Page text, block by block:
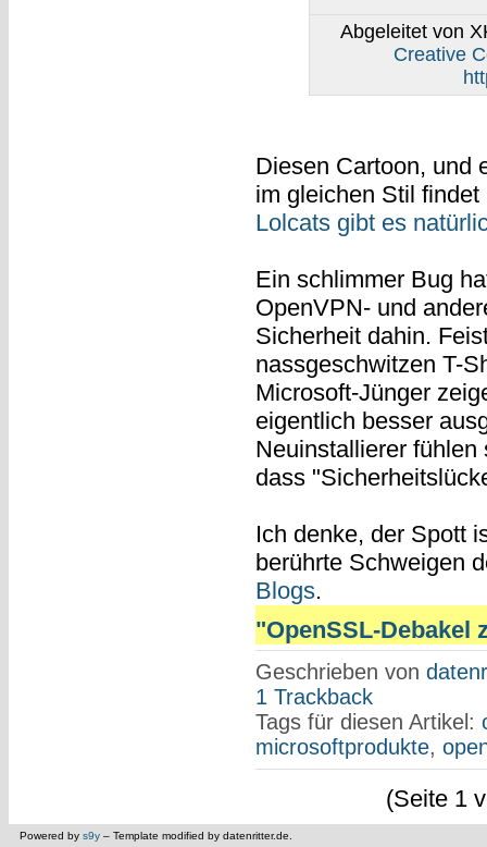
Abgeleitet von
Creative
Diesen Cartoon, und
im gleichen Stil
Lolcats gibt es
Ein schlimmer Bug
OpenVPN- und
Sicherheit dahin.
nassgeschwitzen T-
Microsoft-Jünger
eigentlich besser
Neuinstallierer
dass
Ich denke, der Spott
berührte Schweigen
Blogs.
"OpenSSL-Debakel
Geschrieben von
1 Trackback
Tags für diesen Artikel:
microsoftprodukte,
(Seite 1
Powered by s9y – Template modified by datenritter.de.